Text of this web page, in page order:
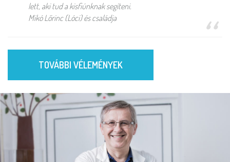
lett, aki tud a kisfiúnknak segíteni.
Mikó Lőrinc (Lóci) és családja
TOVÁBBI VÉLEMÉNYEK